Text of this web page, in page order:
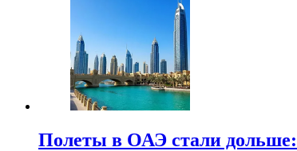
Полеты в ОАЭ стали дольше: